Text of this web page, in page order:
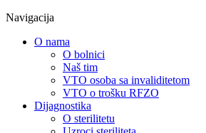
Navigacija
O nama
O bolnici
Naš tim
VTO osoba sa invaliditetom
VTO o trošku RFZO
Dijagnostika
O sterilitetu